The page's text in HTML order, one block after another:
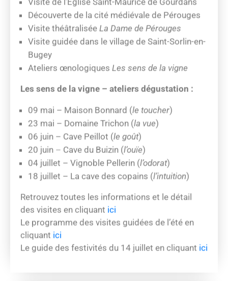
Découverte de la cité médiévale de Pérouges
Visite théâtraliséeLa Dame de Pérouges
Visite guidée dans le village de Saint-Sorlin-en-
Bugey
Ateliers œnologiques
23 mai – Domaine Trichon (la vue)
06 juin – Cave Peillot (le goût)
20 juin – Cave du Buizin (l’ouïe
04 juillet – Vignoble Pellerin (l’odorat
18 juillet – La cave des copains (l’intuition
des visites en cliquantici
Le programme des visites guidées de l’été en
cliquantici
Le guide des festivités du 14 juillet en cliquant